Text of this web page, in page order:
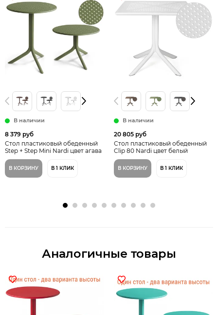
В наличии
8 379 руб
Стол пластиковый обеденный
Step + Step Mini Nardi цвет агава
В КОРЗИНУ В 1 КЛИК
В наличии
20 805 руб
Стол пластиковый обеденный
Clip 80 Nardi цвет белый
В КОРЗИНУ В 1 КЛИК
Аналогичные товары